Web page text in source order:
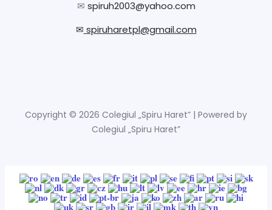
✉ spiruh2003@yahoo.com
✉ spiruharetpl@gmail.com
Copyright © 2026 Colegiul „Spiru Haret” | Powered by
Colegiul „Spiru Haret”